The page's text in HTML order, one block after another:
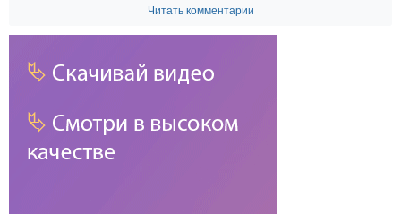
Читать комментарии